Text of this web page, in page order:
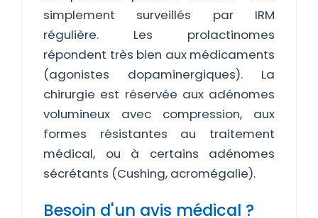
simplement surveillés par IRM
régulière. Les prolactinomes
répondent très bien aux médicaments
(agonistes dopaminergiques). La
chirurgie est réservée aux adénomes
volumineux avec compression, aux
formes résistantes au traitement
médical, ou à certains adénomes
sécrétants (Cushing, acromégalie).
Besoin d'un avis médical ?